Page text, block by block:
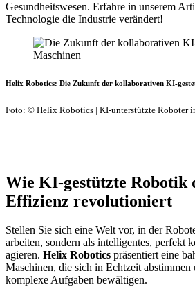
Gesundheitswesen. Erfahre in unserem
Technologie die Industrie verändert!
Helix Robotics: Die Zukunft der kollaborativen KI-
Foto: © Helix Robotics | KI-unterstützte Roboter
Wie KI-gestützte Robotik
Effizienz revolutioniert
Stellen Sie sich eine Welt vor, in der
arbeiten, sondern als intelligentes, perfekt
agieren. Helix Robotics präsentiert eine
Maschinen, die sich in Echtzeit abstimmen
komplexe Aufgaben bewältigen.